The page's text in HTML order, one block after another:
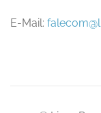
E-Mail: